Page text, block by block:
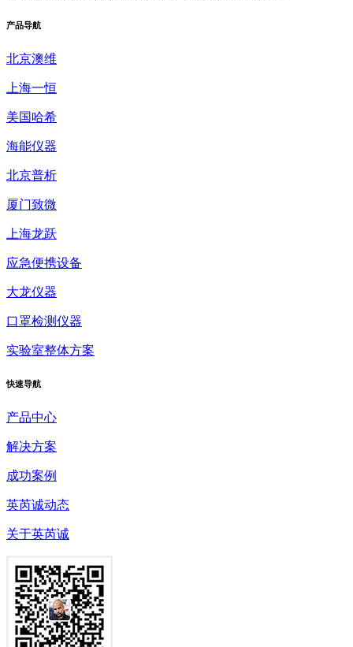
产品导航
北京澳维
上海一恒
美国哈希
海能仪器
北京普析
厦门致微
上海龙跃
应急便携设备
大龙仪器
口罩检测仪器
实验室整体方案
快速导航
产品中心
解决方案
成功案例
英芮诚动态
关于英芮诚